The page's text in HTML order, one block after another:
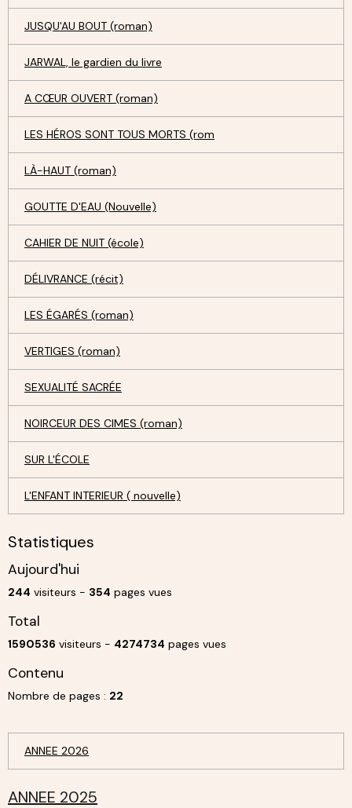
JUSQU'AU BOUT (roman)
JARWAL, le gardien du livre
A CŒUR OUVERT (roman)
LES HÉROS SONT TOUS MORTS (rom
LÀ-HAUT (roman)
GOUTTE D'EAU (Nouvelle)
CAHIER DE NUIT (école)
DÉLIVRANCE (récit)
LES ÉGARÉS (roman)
VERTIGES (roman)
SEXUALITÉ SACRÉE
NOIRCEUR DES CIMES (roman)
SUR L'ÉCOLE
L'ENFANT INTERIEUR ( nouvelle)
Statistiques
Aujourd'hui
244 visiteurs - 354 pages vues
Total
1590536 visiteurs - 4274734 pages vues
Contenu
Nombre de pages : 22
ANNEE 2026
ANNEE 2025